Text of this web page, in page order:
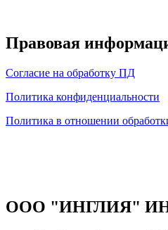
Правовая
Согласие на обработку ПД
Политика конфиденциальности
Политика в отношении
ООО "ИНГЛИЯ" ИНН